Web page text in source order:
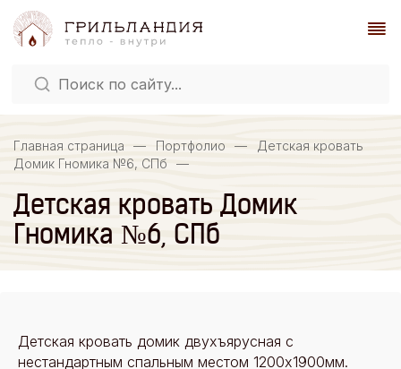
Главная страница — Портфолио —
Детская кровать
Домик Гномика №6, СПб
—
Детская кровать Домик
Гномика №6, СПб
Детская кровать домик двухъярусная с
нестандартным спальным местом 1200х1900мм.